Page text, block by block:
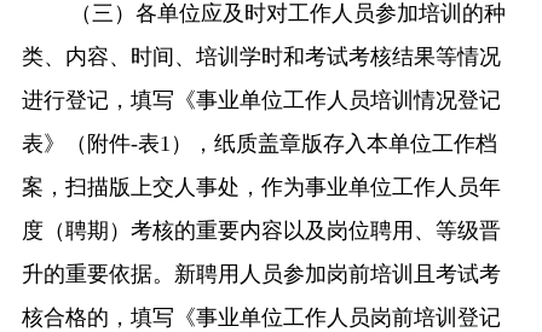
（三）各单位应及时对工作人员参加培训的种
类、内容、时间、培训学时和考试考核结果等情况
进行登记，填写《事业单位工作人员培训情况登记
表》（附件-表1 ），纸质盖章版存入本单位工作档
案，扫描版上交人事处，作为事业单位工作人员年
度（聘期）考核的重要内容以及岗位聘用、等级晋
升的重要依据。新聘用人员参加岗前培训且考试考
核合格的，填写《事业单位工作人员岗前培训登记